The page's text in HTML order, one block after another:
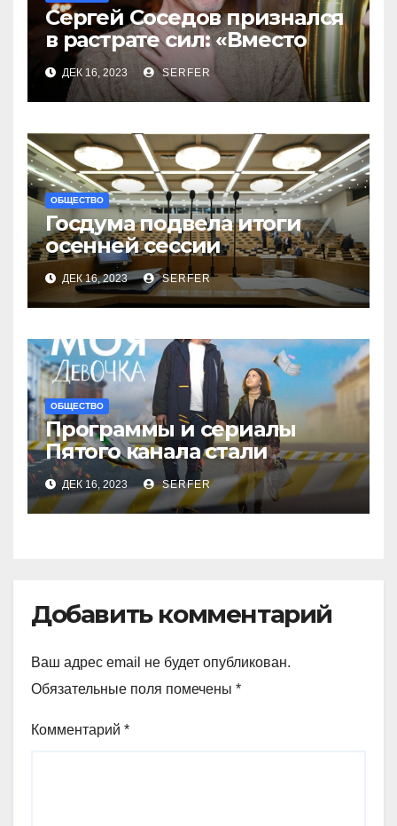
Сергей Соседов признался
в растрате сил: «Вместо
меня взяли Пригожина»
ДЕК 16, 2023 SERFER
ОБЩЕСТВО
Госдума подвела итоги
осенней сессии
на заключительном в 2023
году заседании
ДЕК 16, 2023 SERFER
ОБЩЕСТВО
Программы и сериалы
Пятого канала стали
рекордсменами в
уходящем году
ДЕК 16, 2023 SERFER
Добавить комментарий
Ваш адрес email не будет опубликован.
Обязательные поля помечены *
Комментарий *